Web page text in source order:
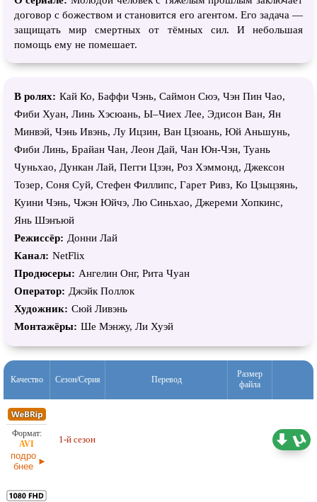
договор с божеством и становится его агентом. Его задача —
защищать мир смертных от тёмных сил. И небольшая
помощь ему не помешает.
В ролях: Кай Ко, Баффи Чэнь, Саймон Сюэ, Чэн Пин Чао,
Фиби Хуан, Линь Хэсюань, Ы–Чиех Лее, Эдисон Ван, Ян
Минвэй, Чэнь Ивэнь, Лу Ицзин, Ван Цзюань, Юй Аньшунь,
Фиби Линь, Брайан Чан, Леон Дай, Чан Юн-Чэн, Туань
Чуньхао, Дункан Лай, Пегги Цзэн, Роз Хэммонд, Джексон
Тозер, Соня Суй, Стефен Филлипс, Гарет Ривз, Ко Цзыцзянь,
Куини Чэнь, Чжэн Юйчэ, Лю Синьхао, Джереми Хопкинс,
Янь Шэнъюй
Режиссёр: Донни Лай
Канал: NetFlix
Продюсеры: Ангелин Онг, Рита Чуан
Оператор: Джэйк Поллок
Художник: Сюй Ливэнь
Монтажёры: Ше Мэнжу, Ли Хуэй
Качество Сезон/Серия Перевод
Размер
файла
подро
бнее
1-й сезон